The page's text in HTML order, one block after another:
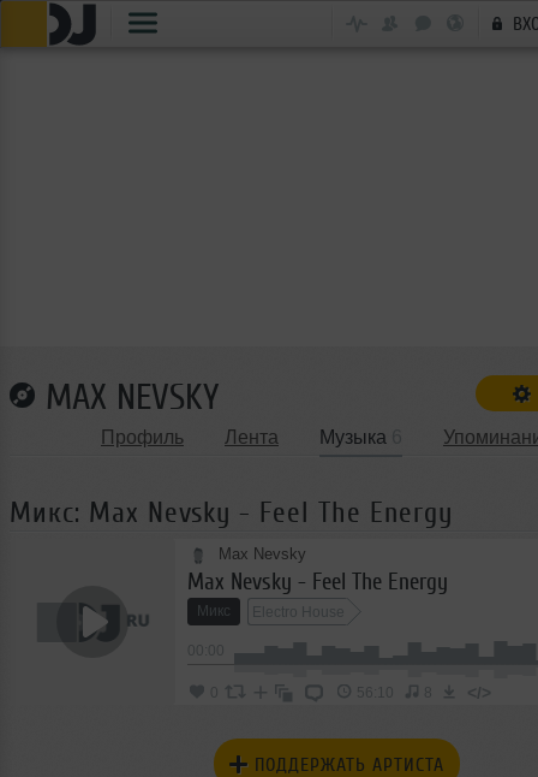
MAX NEVSKY
Профиль Лента Музыка
Микс: Max Nevsky - Feel The Energy
Max Nevsky
Max Nevsky - Feel The Energy
Микс Electro House
56:10 </>
ПОДДЕРЖАТЬ АРТИСТА